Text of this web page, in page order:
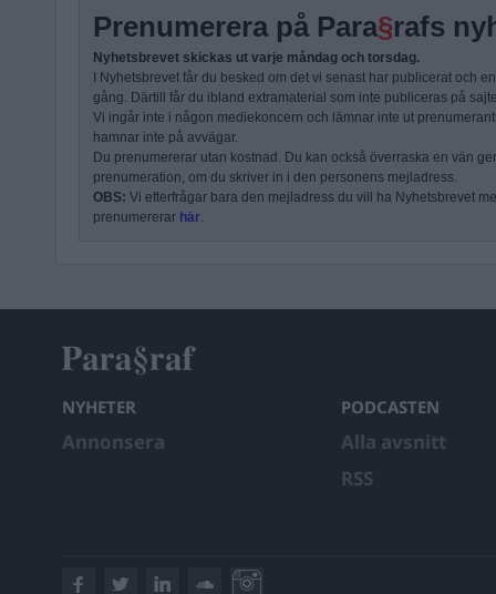
Prenumerera på Para§rafs
Nyhetsbrevet skickas ut varje måndag och torsdag.
I Nyhetsbrevet får du besked om det vi senast har publicerat och
gång. Därtill får du ibland extramaterial som inte publiceras på
Vi ingår inte i någon mediekoncern och lämnar inte ut
hamnar inte på avvägar.
Du prenumererar utan kostnad. Du kan också överraska en vän
prenumeration, om du skriver in i den personens mejladress.
OBS: Vi efterfrågar bara den mejladress du vill ha Nyhetsbrevet
prenumererar här.
NYHETER
Annonsera
PODCASTEN
Alla avsnitt
RSS